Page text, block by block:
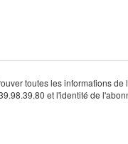
toutes les informations
et l'identité de